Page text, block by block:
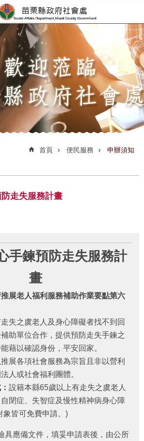
首頁 便民服務 申辦須知
走失服務計畫
手鍊預防走失服務計
畫
展老人福利服務補助作業要點第六
失之虞老人及身心障礙者找不到回
助單位合作，提供預防走失手鍊之
藉以確認身份，平安回家。
推展各項社會服務為宗旨且非以營利
人或社會福利團體。
設籍本縣65歲以上有走失之虞老人
閉症、失智症及慢性精神病身心障
象皆可免費申請。)
具應備文件，填妥申請表後，由公所